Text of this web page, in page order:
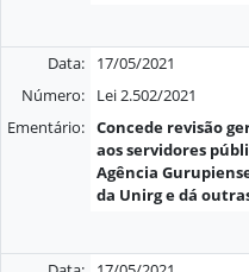
Data:
17/05/2021
Número:
Lei 2.502/2021
Ementário: Concede revisão
aos servidores
Agência
da Unirg e dá